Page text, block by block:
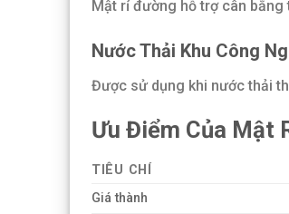
Mật rỉ đường hỗ trợ cân
Nước Thải Khu Công
Được sử dụng khi nước thải
Ưu Điểm Của Mật
TIÊU CHÍ
Giá thành